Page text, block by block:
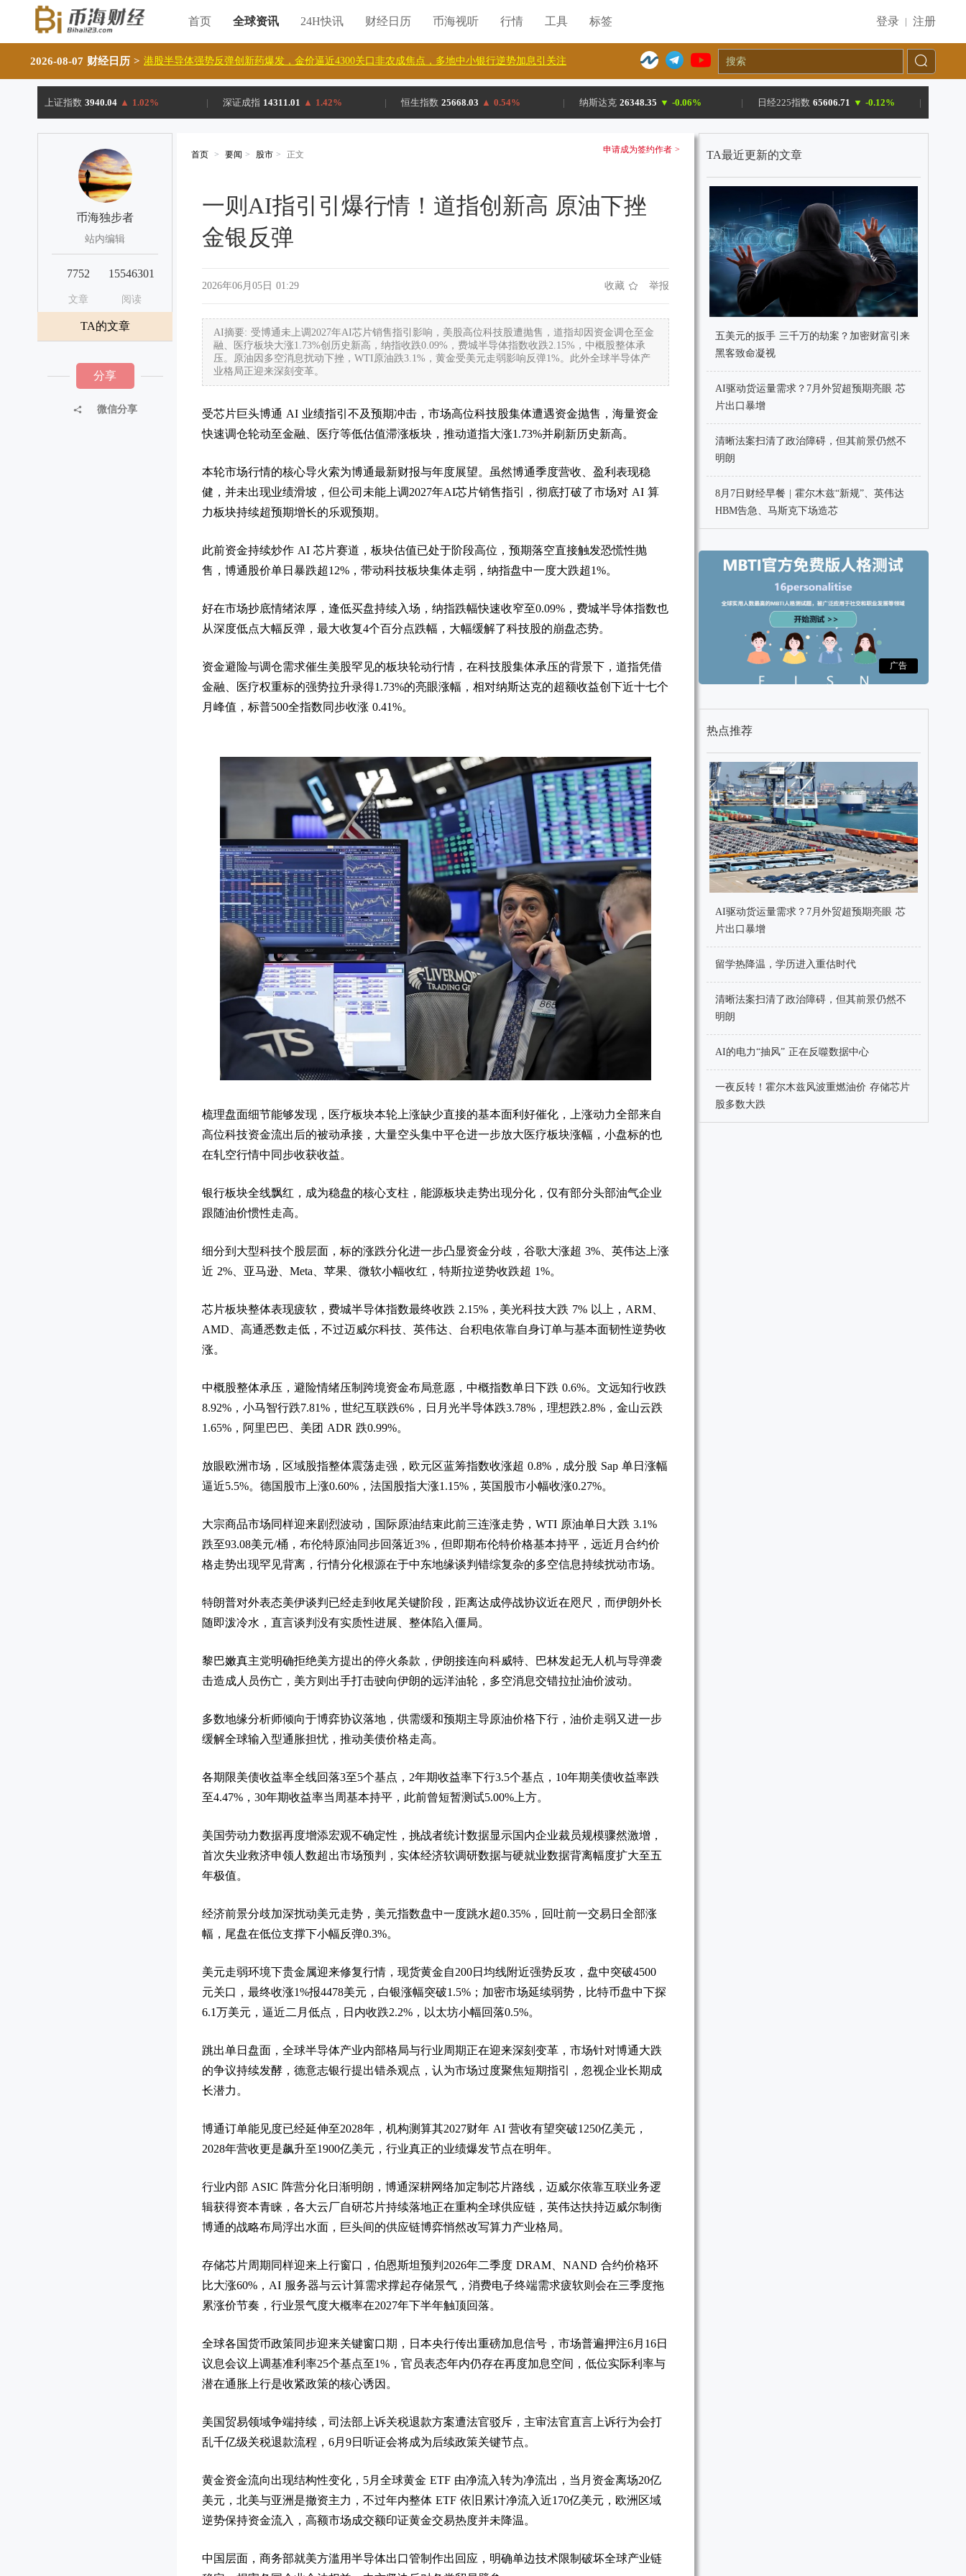
首页 全球资讯 24H快讯 财经日历 币海视听 行情 工具 标签 登录 | 注册
2026-08-07 财经日历 > 港股半导体强势反弹创新药爆发，金价逼近4300关口非农成焦点，多地中小银行逆势加息引关注
上证指数 3940.04 ▲ 1.02% | 深证成指 14311.01 ▲ 1.42% | 恒生指数 25668.03 ▲ 0.54% | 纳斯达克 26348.35 ▼ -0.06% | 日经225指数 65606.71 ▼ -0.12% |
币海独步者
站内编辑
7752
文章
15546301
阅读
TA的文章
分享
微信分享
首页 > 要闻 > 股市 > 正文 申请成为签约作者 >
一则AI指引引爆行情！道指创新高 原油下挫
金银反弹
2026年06月05日 01:29 收藏 举报
AI摘要: 受博通未上调2027年AI芯片销售指引影响，美股高位科技股遭抛售，道指却因资金调仓至金
融、医疗板块大涨1.73%创历史新高，纳指收跌0.09%，费城半导体指数收跌2.15%，中概股整体承
压。原油因多空消息扰动下挫，WTI原油跌3.1%，黄金受美元走弱影响反弹1%。此外全球半导体产
业格局正迎来深刻变革。
受芯片巨头博通 AI 业绩指引不及预期冲击，市场高位科技股集体遭遇资金抛售，海量资金
快速调仓轮动至金融、医疗等低估值滞涨板块，推动道指大涨1.73%并刷新历史新高。
本轮市场行情的核心导火索为博通最新财报与年度展望。虽然博通季度营收、盈利表现稳
健，并未出现业绩滑坡，但公司未能上调2027年AI芯片销售指引，彻底打破了市场对 AI 算
力板块持续超预期增长的乐观预期。
此前资金持续炒作 AI 芯片赛道，板块估值已处于阶段高位，预期落空直接触发恐慌性抛
售，博通股价单日暴跌超12%，带动科技板块集体走弱，纳指盘中一度大跌超1%。
好在市场抄底情绪浓厚，逢低买盘持续入场，纳指跌幅快速收窄至0.09%，费城半导体指数也
从深度低点大幅反弹，最大收复4个百分点跌幅，大幅缓解了科技股的崩盘态势。
资金避险与调仓需求催生美股罕见的板块轮动行情，在科技股集体承压的背景下，道指凭借
金融、医疗权重标的强势拉升录得1.73%的亮眼涨幅，相对纳斯达克的超额收益创下近十七个
月峰值，标普500全指数同步收涨 0.41%。
梳理盘面细节能够发现，医疗板块本轮上涨缺少直接的基本面利好催化，上涨动力全部来自
高位科技资金流出后的被动承接，大量空头集中平仓进一步放大医疗板块涨幅，小盘标的也
在轧空行情中同步收获收益。
银行板块全线飘红，成为稳盘的核心支柱，能源板块走势出现分化，仅有部分头部油气企业
跟随油价惯性走高。
细分到大型科技个股层面，标的涨跌分化进一步凸显资金分歧，谷歌大涨超 3%、英伟达上涨
近 2%、亚马逊、Meta、苹果、微软小幅收红，特斯拉逆势收跌超 1%。
芯片板块整体表现疲软，费城半导体指数最终收跌 2.15%，美光科技大跌 7% 以上，ARM、
AMD、高通悉数走低，不过迈威尔科技、英伟达、台积电依靠自身订单与基本面韧性逆势收
涨。
中概股整体承压，避险情绪压制跨境资金布局意愿，中概指数单日下跌 0.6%。文远知行收跌
8.92%，小马智行跌7.81%，世纪互联跌6%，日月光半导体跌3.78%，理想跌2.8%，金山云跌
1.65%，阿里巴巴、美团 ADR 跌0.99%。
放眼欧洲市场，区域股指整体震荡走强，欧元区蓝筹指数收涨超 0.8%，成分股 Sap 单日涨幅
逼近5.5%。德国股市上涨0.60%，法国股指大涨1.15%，英国股市小幅收涨0.27%。
大宗商品市场同样迎来剧烈波动，国际原油结束此前三连涨走势，WTI 原油单日大跌 3.1%
跌至93.08美元/桶，布伦特原油同步回落近3%，但即期布伦特价格基本持平，远近月合约价
格走势出现罕见背离，行情分化根源在于中东地缘谈判错综复杂的多空信息持续扰动市场。
特朗普对外表态美伊谈判已经走到收尾关键阶段，距离达成停战协议近在咫尺，而伊朗外长
随即泼冷水，直言谈判没有实质性进展、整体陷入僵局。
黎巴嫩真主党明确拒绝美方提出的停火条款，伊朗接连向科威特、巴林发起无人机与导弹袭
击造成人员伤亡，美方则出手打击驶向伊朗的远洋油轮，多空消息交错拉扯油价波动。
多数地缘分析师倾向于博弈协议落地，供需缓和预期主导原油价格下行，油价走弱又进一步
缓解全球输入型通胀担忧，推动美债价格走高。
各期限美债收益率全线回落3至5个基点，2年期收益率下行3.5个基点，10年期美债收益率跌
至4.47%，30年期收益率当周基本持平，此前曾短暂测试5.00%上方。
美国劳动力数据再度增添宏观不确定性，挑战者统计数据显示国内企业裁员规模骤然激增，
首次失业救济申领人数超出市场预判，实体经济软调研数据与硬就业数据背离幅度扩大至五
年极值。
经济前景分歧加深扰动美元走势，美元指数盘中一度跳水超0.35%，回吐前一交易日全部涨
幅，尾盘在低位支撑下小幅反弹0.3%。
美元走弱环境下贵金属迎来修复行情，现货黄金自200日均线附近强势反攻，盘中突破4500
元关口，最终收涨1%报4478美元，白银涨幅突破1.5%；加密市场延续弱势，比特币盘中下探
6.1万美元，逼近二月低点，日内收跌2.2%，以太坊小幅回落0.5%。
跳出单日盘面，全球半导体产业内部格局与行业周期正在迎来深刻变革，市场针对博通大跌
的争议持续发酵，德意志银行提出错杀观点，认为市场过度聚焦短期指引，忽视企业长期成
长潜力。
博通订单能见度已经延伸至2028年，机构测算其2027财年 AI 营收有望突破1250亿美元，
2028年营收更是飙升至1900亿美元，行业真正的业绩爆发节点在明年。
行业内部 ASIC 阵营分化日渐明朗，博通深耕网络加定制芯片路线，迈威尔依靠互联业务逻
辑获得资本青睐，各大云厂自研芯片持续落地正在重构全球供应链，英伟达扶持迈威尔制衡
博通的战略布局浮出水面，巨头间的供应链博弈悄然改写算力产业格局。
存储芯片周期同样迎来上行窗口，伯恩斯坦预判2026年二季度 DRAM、NAND 合约价格环
比大涨60%，AI 服务器与云计算需求撑起存储景气，消费电子终端需求疲软则会在三季度拖
累涨价节奏，行业景气度大概率在2027年下半年触顶回落。
全球各国货币政策同步迎来关键窗口期，日本央行传出重磅加息信号，市场普遍押注6月16日
议息会议上调基准利率25个基点至1%，官员表态年内仍存在再度加息空间，低位实际利率与
潜在通胀上行是收紧政策的核心诱因。
美国贸易领域争端持续，司法部上诉关税退款方案遭法官驳斥，主审法官直言上诉行为会打
乱千亿级关税退款流程，6月9日听证会将成为后续政策关键节点。
黄金资金流向出现结构性变化，5月全球黄金 ETF 由净流入转为净流出，当月资金离场20亿
美元，北美与亚洲是撤资主力，不过年内整体 ETF 依旧累计净流入近170亿美元，欧洲区域
逆势保持资金流入，高额市场成交额印证黄金交易热度并未降温。
中国层面，商务部就美方滥用半导体出口管制作出回应，明确单边技术限制破坏全球产业链
TA最近更新的文章
五美元的扳手 三千万的劫案？加密财富引来
黑客致命凝视
AI驱动货运量需求？7月外贸超预期亮眼 芯
片出口暴增
清晰法案扫清了政治障碍，但其前景仍然不
明朗
8月7日财经早餐 | 霍尔木兹“新规”、英伟达
HBM告急、马斯克下场造芯
广告
热点推荐
AI驱动货运量需求？7月外贸超预期亮眼 芯
片出口暴增
留学热降温，学历进入重估时代
清晰法案扫清了政治障碍，但其前景仍然不
明朗
AI的电力“抽风” 正在反噬数据中心
一夜反转！霍尔木兹风波重燃油价 存储芯片
股多数大跌